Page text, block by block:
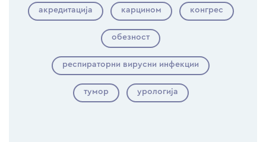
акредитација карцином конгрес
обезност
респираторни вирусни инфекции
тумор урологија